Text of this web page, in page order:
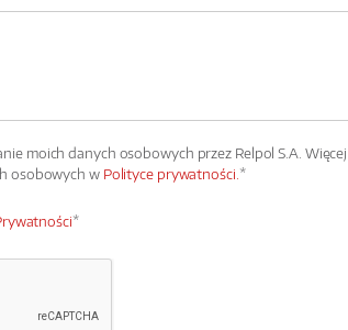
moich danych osobowych przez Relpol S.A.
osobowych w Polityce prywatności.*
*